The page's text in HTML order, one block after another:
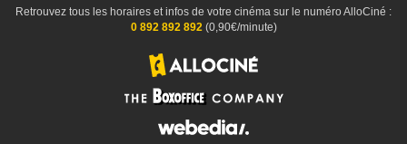
Retrouvez tous les horaires et infos de votre cinéma sur le numéro AlloCiné :
0 892 892 892(0,90€/minute)